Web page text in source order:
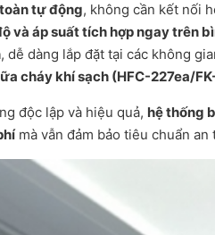
tự động, không cần kết nối
và áp suất tích hợp ngay trên
, dễ dàng lắp đặt tại các không
cháy khí sạch (HFC-227ea/
độc lập và hiệu quả, hệ thống
mà vẫn đảm bảo tiêu chuẩn an